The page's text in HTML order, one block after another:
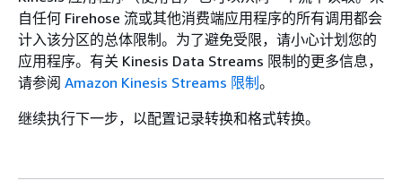
自任何 Firehose 流或其他消费端应用程序的所有调用都会
计入该分区的总体限制。为了避免受限，请小心计划您的
应用程序。有关 Kinesis Data Streams 限制的更多信息，
请参阅 Amazon Kinesis Streams 限制 。
继续执行下一步，以配置记录转换和格式转换。